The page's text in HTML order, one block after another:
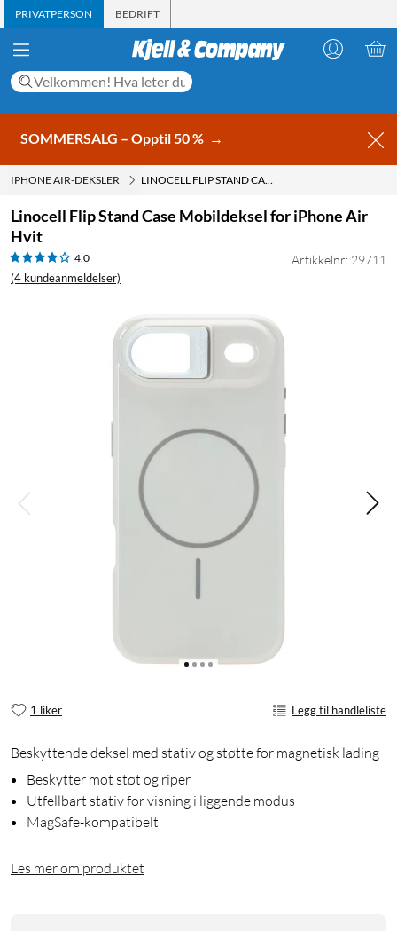
PRIVATPERSON BEDRIFT
SOMMERSALG – Opptil 50 % →
IPHONE AIR-DEKSLER LINOCELL FLIP STAND CASE MOBILDEKSEL FOR IPHONE AIR HVIT
Linocell Flip Stand Case Mobildeksel for iPhone Air
Hvit
4.0
(4 kundeanmeldelser)
Artikkelnr: 29711
1 liker Legg til handleliste
Beskyttende deksel med stativ og støtte for magnetisk lading
Beskytter mot støt og riper
Utfellbart stativ for visning i liggende modus
MagSafe-kompatibelt
Les mer om produktet